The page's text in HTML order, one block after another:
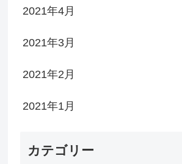
2021年4月
2021年3月
2021年2月
2021年1月
カテゴリー